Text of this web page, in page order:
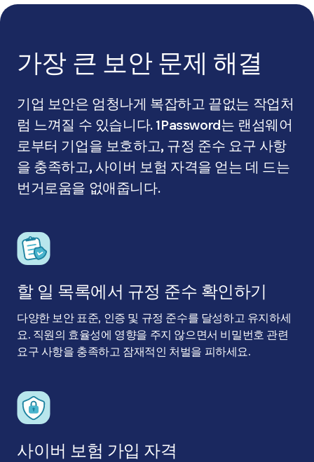
가장 큰 보안 문제 해결
기업 보안은 엄청나게 복잡하고 끝없는 작업처
럼 느껴질 수 있습니다. 1Password는 랜섬웨어
로부터 기업을 보호하고, 규정 준수 요구 사항
을 충족하고, 사이버 보험 자격을 얻는 데 드는
번거로움을 없애줍니다.
할 일 목록에서 규정 준수 확인하기
다양한 보안 표준, 인증 및 규정 준수를 달성하고 유지하세
요. 직원의 효율성에 영향을 주지 않으면서 비밀번호 관련
요구 사항을 충족하고 잠재적인 처벌을 피하세요.
사이버 보험 가입 자격